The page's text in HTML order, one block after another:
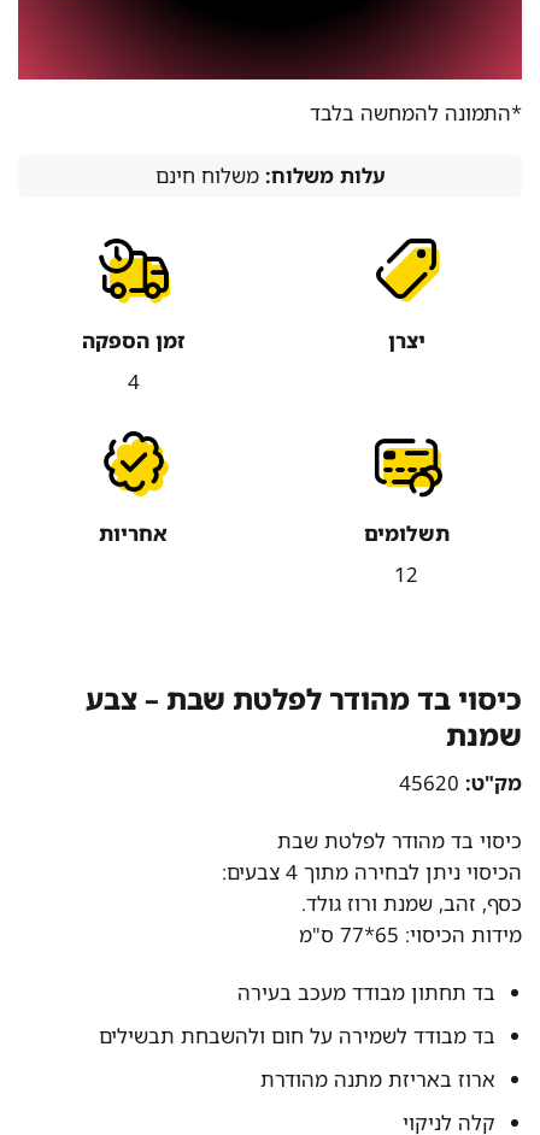
*התמונה להמחשה בלבד
עלות משלוח:משלוח חינם
יצרן
זמן הספקה
תשלומים
12
אחריות
כיסוי בד מהודר לפלטת שבת – צבע
שמנת
מק"ט:45620
כיסוי בד מהודר לפלטת שבת
הכיסוי ניתן לבחירה מתוך 4 צבעים:
כסף, זהב, שמנת ורוז גולד.
מידות הכיסוי: 65*77 ס"מ
בד תחתון מבודד מעכב בעירה
בד מבודד לשמירה על חום ולהשבחת תבשילים
ארוז באריזת מתנה מהודרת
קלה לניקוי